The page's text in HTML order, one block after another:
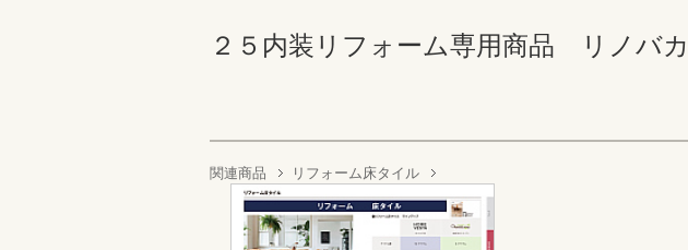
２５内装リフォーム専用商品 リノバ
関連商品 リフォーム床タイル